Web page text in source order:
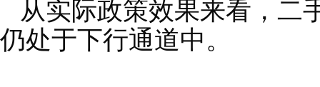
从实际政策效果来看，二
仍处于下行通道中。